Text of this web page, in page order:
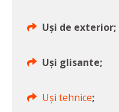
Uși de exterior;
Uși glisante;
Uși tehnice;